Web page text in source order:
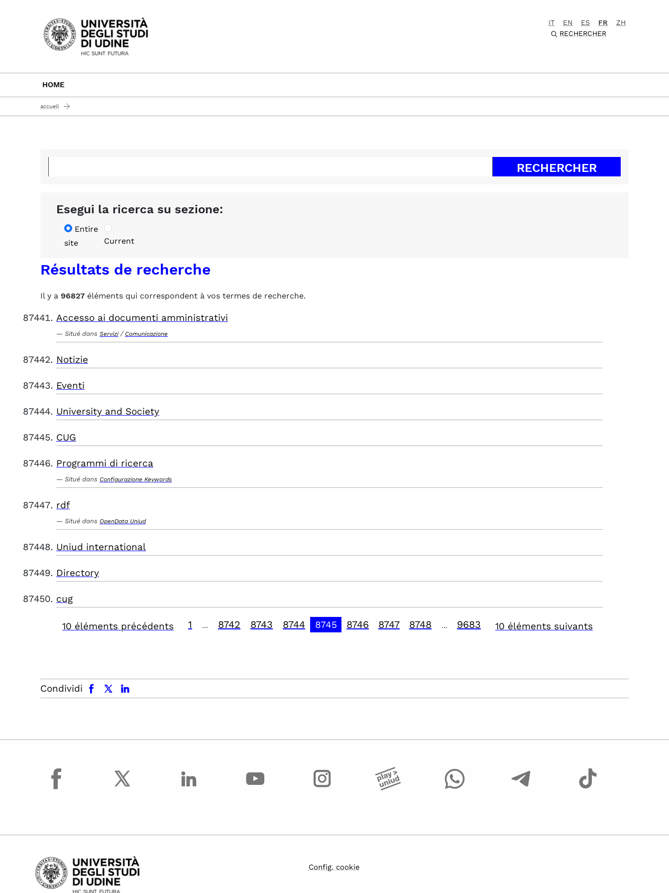
Passa al contenuto principale
IT EN ES FR
ZH
RECHERCHER
HOME
accueil
Esegui la ricerca su sezione:
Entire
site
Current
Résultats de recherche
Il y a 96827 éléments qui correspondent à vos termes de recherche.
Accesso ai documenti amministrativi
Situé dans Servizi / Comunicazione
Notizie
Eventi
University and Society
CUG
Programmi di ricerca
Situé dans Configurazione Keywords
rdf
Situé dans OpenData Uniud
Uniud international
Directory
cug
10 éléments précédents 1 8742 8743 8744 8745 8746 8747 8748 9683 10 éléments suivants
Condividi
facebook x.com linkedin
facebook
Config. cookie